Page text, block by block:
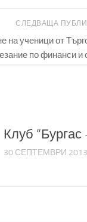
СЛЕДВАЩА
на ученици от
по финанси и
Клуб “Бургас
30 СЕПТЕМВРИ 2013